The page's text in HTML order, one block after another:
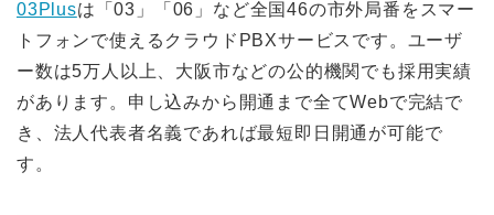
03Plusは「03」「06」など全国46の市外局番をスマー
トフォンで使えるクラウドPBXサービスです。ユーザ
ー数は5万人以上、大阪市などの公的機関でも採用実績
があります。申し込みから開通まで全てWebで完結で
き、法人代表者名義であれば最短即日開通が可能で
す。